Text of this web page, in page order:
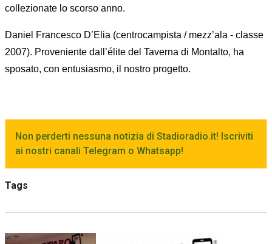
collezionate lo scorso anno.
Daniel Francesco D’Elia (centrocampista / mezz’ala - classe
2007). Proveniente dall’élite del Taverna di Montalto, ha
sposato, con entusiasmo, il nostro progetto.
Non perderti nessuna notizia di Stadioradio.it! Iscriviti
ai nostri canali Telegram o Whatsapp!
Tags